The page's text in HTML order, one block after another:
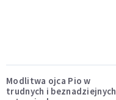
Modlitwa ojca Pio w
trudnych i beznadziejnych